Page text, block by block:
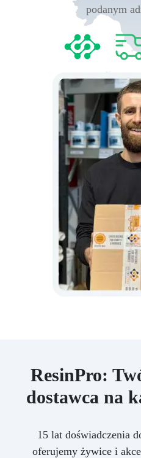
podanym
ResinPro:
dostawca na
15 lat doświadczenia
oferujemy żywice i